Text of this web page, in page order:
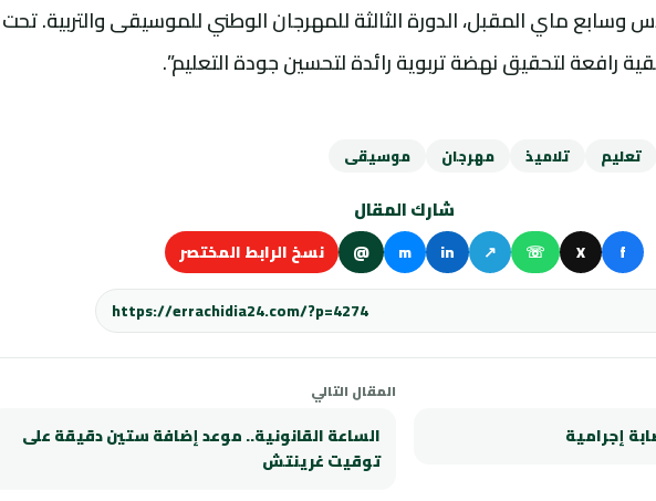
وسابع ماي المقبل، الدورة الثالثة للمهرجان الوطني للموسيقى والتربية. تحت
رافعة لتحقيق نهضة تربوية رائدة لتحسين جودة التعليم”.
تعليم تلاميذ مهرجان موسيقى
شارك المقال
f
X
☏
↗
in
m
@ نسخ الرابط المختصر
إجرامية
المقال التالي
الساعة القانونية.. موعد إضافة ستين دقيقة على
توقيت غرينتش